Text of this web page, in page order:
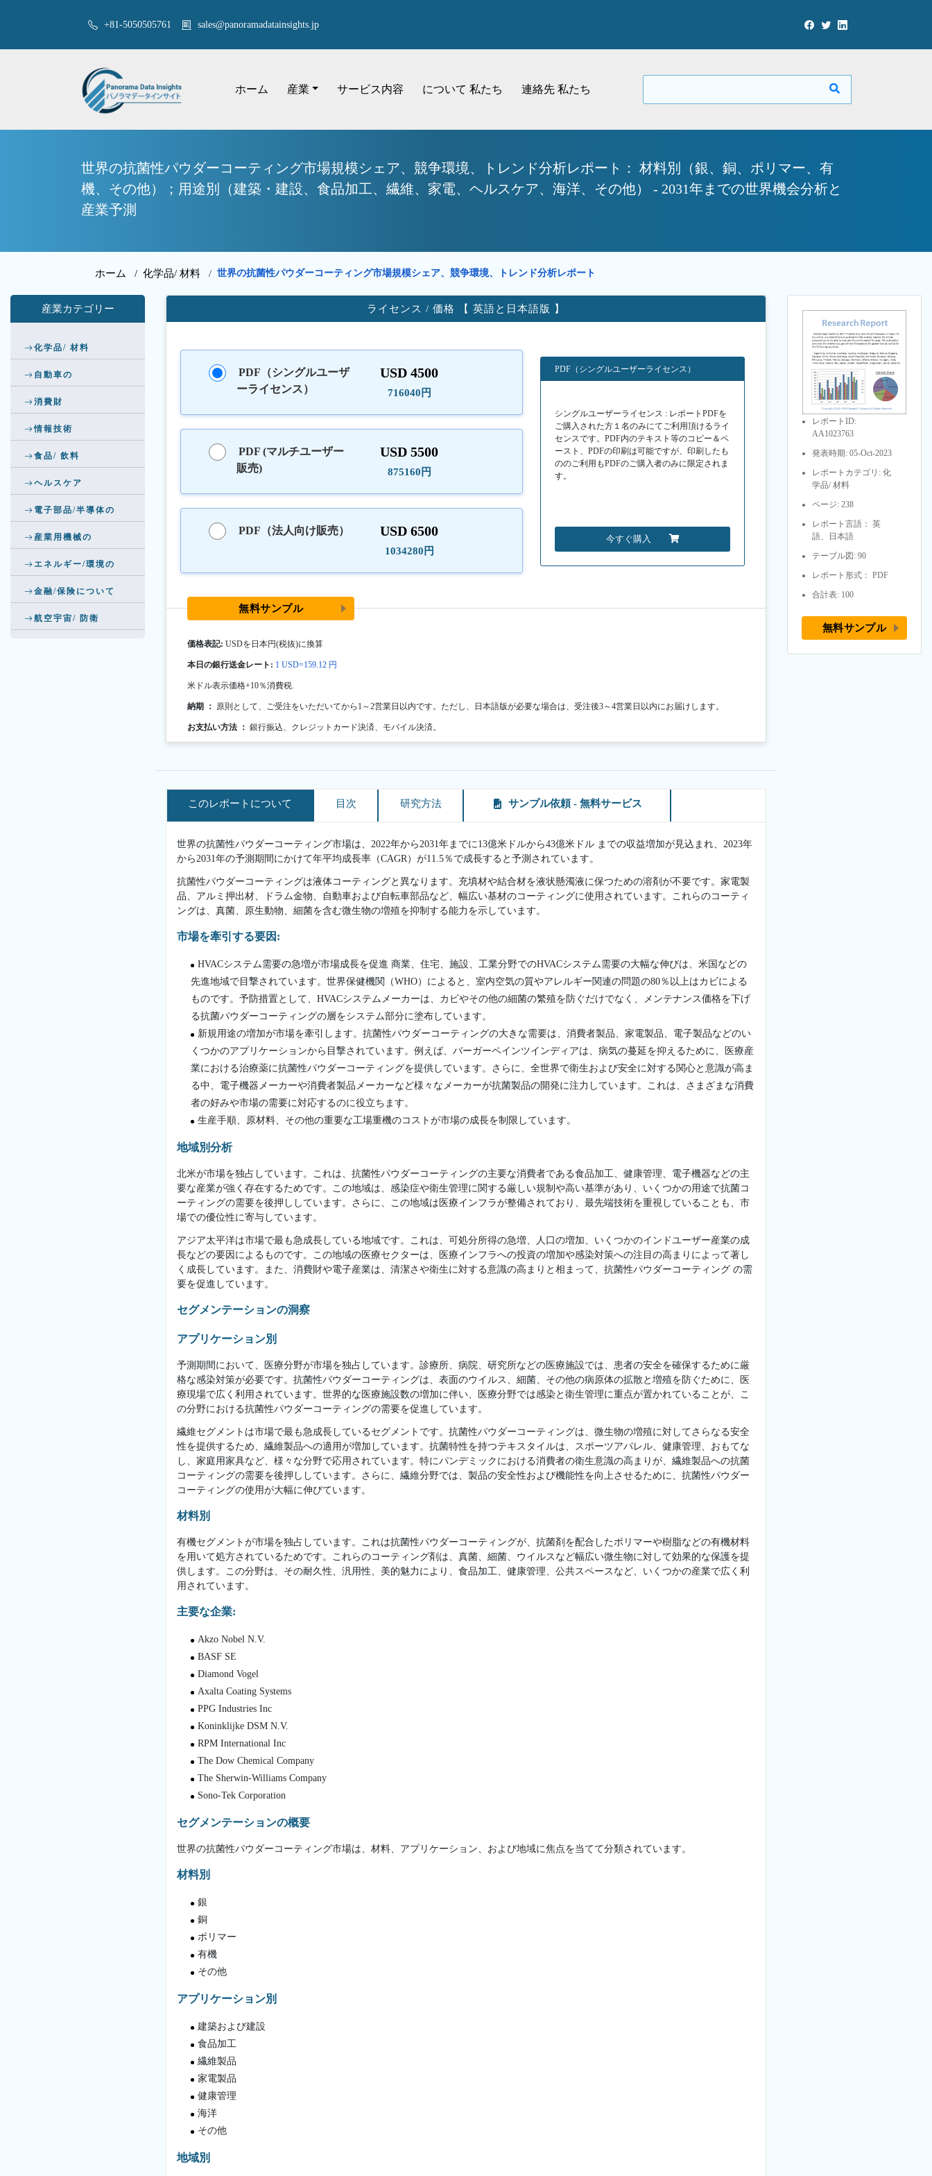
+81-5050505761 sales@panoramadatainsights.jp
ホーム 産業 サービス内容 について 私たち 連絡先 私たち
世界の抗菌性パウダーコーティング市場規模シェア、競争環境、トレンド分析レポート： 材料別（銀、銅、ポリマー、有
機、その他）；用途別（建築・建設、食品加工、繊維、家電、ヘルスケア、海洋、その他） - 2031年までの世界機会分析と
産業予測
ホーム / 化学品/ 材料 / 世界の抗菌性パウダーコーティング市場規模シェア、競争環境、トレンド分析レポート
産業カテゴリー
化学品/ 材料
自動車の
消費財
情報技術
食品/ 飲料
ヘルスケア
電子部品/半導体の
産業用機械の
エネルギー/環境の
金融/保険について
航空宇宙/ 防衛
ライセンス / 価格 【 英語と日本語版 】
PDF（シングルユーザ
ーライセンス）
USD 4500
716040円
PDF (マルチユーザー
販売)
USD 5500
875160円
PDF（法人向け販売） USD 6500
1034280円
PDF（シングルユーザーライセンス）
シングルユーザーライセンス : レポートPDFを
ご購入された方１名のみにてご利用頂けるライ
センスです。PDF内のテキスト等のコピー＆ペ
ースト、PDFの印刷は可能ですが、印刷したも
ののご利用もPDFのご購入者のみに限定されま
す。
今すぐ購入
無料サンプル
価格表記: USDを日本円(税抜)に換算
本日の銀行送金レート: 1 USD=159.12 円
米ドル表示価格+10％消費税.
納期 ： 原則として、ご受注をいただいてから1～2営業日以内です。ただし、日本語版が必要な場合は、受注後3～4営業日以内にお届けします。
お支払い方法 ： 銀行振込、クレジットカード決済、モバイル決済。
このレポートについて 目次 研究方法 サンプル依頼 - 無料サービス
世界の抗菌性パウダーコーティング市場は、2022年から2031年までに13億米ドルから43億米ドル までの収益増加が見込まれ、2023年
から2031年の予測期間にかけて年平均成長率（CAGR）が11.5％で成長すると予測されています。
抗菌性パウダーコーティングは液体コーティングと異なります。充填材や結合材を液状懸濁液に保つための溶剤が不要です。家電製
品、アルミ押出材、ドラム金物、自動車および自転車部品など、幅広い基材のコーティングに使用されています。これらのコーティ
ングは、真菌、原生動物、細菌を含む微生物の増殖を抑制する能力を示しています。
市場を牽引する要因:
HVACシステム需要の急増が市場成長を促進 商業、住宅、施設、工業分野でのHVACシステム需要の大幅な伸びは、米国などの
先進地域で目撃されています。世界保健機関（WHO）によると、室内空気の質やアレルギー関連の問題の80％以上はカビによる
ものです。予防措置として、HVACシステムメーカーは、カビやその他の細菌の繁殖を防ぐだけでなく、メンテナンス価格を下げ
る抗菌パウダーコーティングの層をシステム部分に塗布しています。
新規用途の増加が市場を牽引します。抗菌性パウダーコーティングの大きな需要は、消費者製品、家電製品、電子製品などのい
くつかのアプリケーションから目撃されています。例えば、バーガーペインツインディアは、病気の蔓延を抑えるために、医療産
業における治療薬に抗菌性パウダーコーティングを提供しています。さらに、全世界で衛生および安全に対する関心と意識が高ま
る中、電子機器メーカーや消費者製品メーカーなど様々なメーカーが抗菌製品の開発に注力しています。これは、さまざまな消費
者の好みや市場の需要に対応するのに役立ちます。
生産手順、原材料、その他の重要な工場重機のコストが市場の成長を制限しています。
地域別分析
北米が市場を独占しています。これは、抗菌性パウダーコーティングの主要な消費者である食品加工、健康管理、電子機器などの主
要な産業が強く存在するためです。この地域は、感染症や衛生管理に関する厳しい規制や高い基準があり、いくつかの用途で抗菌コ
ーティングの需要を後押ししています。さらに、この地域は医療インフラが整備されており、最先端技術を重視していることも、市
場での優位性に寄与しています。
アジア太平洋は市場で最も急成長している地域です。これは、可処分所得の急増、人口の増加、いくつかのインドユーザー産業の成
長などの要因によるものです。この地域の医療セクターは、医療インフラへの投資の増加や感染対策への注目の高まりによって著し
く成長しています。また、消費財や電子産業は、清潔さや衛生に対する意識の高まりと相まって、抗菌性パウダーコーティング の需
要を促進しています。
セグメンテーションの洞察
アプリケーション別
予測期間において、医療分野が市場を独占しています。診療所、病院、研究所などの医療施設では、患者の安全を確保するために厳
格な感染対策が必要です。抗菌性パウダーコーティングは、表面のウイルス、細菌、その他の病原体の拡散と増殖を防ぐために、医
療現場で広く利用されています。世界的な医療施設数の増加に伴い、医療分野では感染と衛生管理に重点が置かれていることが、こ
の分野における抗菌性パウダーコーティングの需要を促進しています。
繊維セグメントは市場で最も急成長しているセグメントです。抗菌性パウダーコーティングは、微生物の増殖に対してさらなる安全
性を提供するため、繊維製品への適用が増加しています。抗菌特性を持つテキスタイルは、スポーツアパレル、健康管理、おもてな
し、家庭用家具など、様々な分野で応用されています。特にパンデミックにおける消費者の衛生意識の高まりが、繊維製品への抗菌
コーティングの需要を後押ししています。さらに、繊維分野では、製品の安全性および機能性を向上させるために、抗菌性パウダー
コーティングの使用が大幅に伸びています。
材料別
有機セグメントが市場を独占しています。これは抗菌性パウダーコーティングが、抗菌剤を配合したポリマーや樹脂などの有機材料
を用いて処方されているためです。これらのコーティング剤は、真菌、細菌、ウイルスなど幅広い微生物に対して効果的な保護を提
供します。この分野は、その耐久性、汎用性、美的魅力により、食品加工、健康管理、公共スペースなど、いくつかの産業で広く利
用されています。
主要な企業:
Akzo Nobel N.V.
BASF SE
Diamond Vogel
Axalta Coating Systems
PPG Industries Inc
Koninklijke DSM N.V.
RPM International Inc
The Dow Chemical Company
The Sherwin-Williams Company
Sono-Tek Corporation
セグメンテーションの概要
世界の抗菌性パウダーコーティング市場は、材料、アプリケーション、および地域に焦点を当てて分類されています。
材料別
銀
銅
ポリマー
有機
その他
アプリケーション別
建築および建設
食品加工
繊維製品
家電製品
健康管理
海洋
その他
地域別
レポートID:
AA1023763
発表時期: 05-Oct-2023
レポートカテゴリ: 化
学品/ 材料
ページ: 238
レポート言語： 英
語、日本語
テーブル図: 90
レポート形式： PDF
合計表: 100
無料サンプル